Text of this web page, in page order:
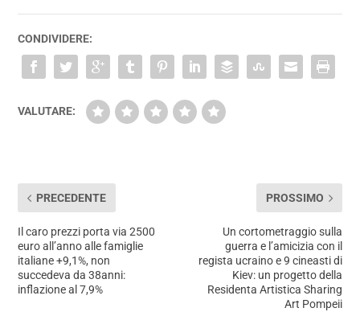
CONDIVIDERE:
VALUTARE:
PRECEDENTE
Il caro prezzi porta via 2500
euro all’anno alle famiglie
italiane +9,1%, non
succedeva da 38anni:
inflazione al 7,9%
PROSSIMO
Un cortometraggio sulla
guerra e l’amicizia con il
regista ucraino e 9 cineasti di
Kiev: un progetto della
Residenta Artistica Sharing
Art Pompeii